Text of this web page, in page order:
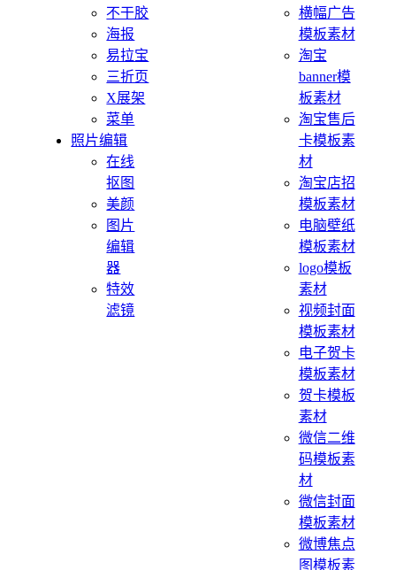
不干胶
海报
易拉宝
三折页
X展架
菜单
照片编辑
在线
抠图
美颜
图片
编辑
器
特效
滤镜
横幅广告
模板素材
淘宝
banner模
板素材
淘宝售后
卡模板素
材
淘宝店招
模板素材
电脑壁纸
模板素材
logo模板
素材
视频封面
模板素材
电子贺卡
模板素材
贺卡模板
素材
微信二维
码模板素
材
微信封面
模板素材
微博焦点
图模板素